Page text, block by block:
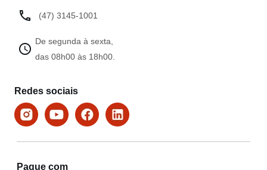
(47) 3145-1001
De segunda à sexta,
das 08h00 às 18h00.
Redes sociais
Pague com